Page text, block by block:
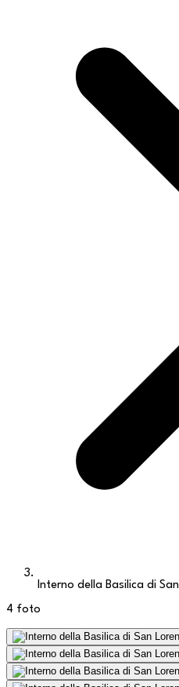
Interno della Basilica di
4 foto